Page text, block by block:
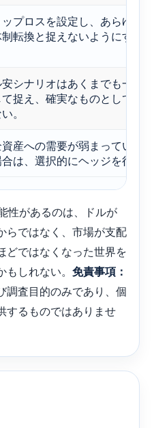
ップロスを設定し、あらゆる
制転換と捉えないようにする
安シナリオはあくまでも一つ
て捉え、確実なものとして捉
。
産への需要が弱まっている
合は、選択的にヘッジを行う。
性があるのは、ドルが
らではなく、市場が支配
どではなくなった世界を
しれない。 免責事項：
調査目的のみであり、個
するものではありませ